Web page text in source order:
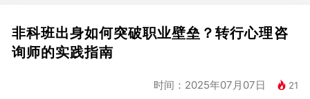
非科班出身如何突破职业壁垒？转行心理咨
询师的实践指南
时间：2025年07月07日 21